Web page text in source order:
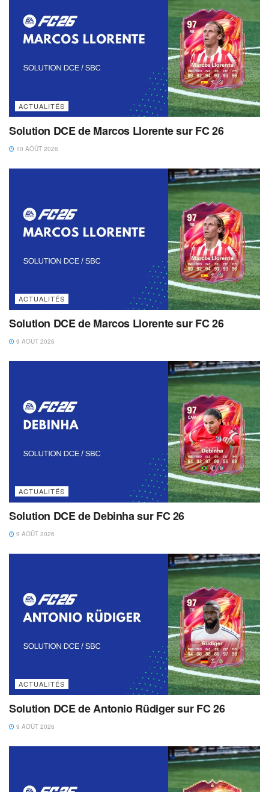
ACTUALITÉS
Solution DCE de Marcos Llorente sur FC 26
10 AOÛT 2026
ACTUALITÉS
Solution DCE de Marcos Llorente sur FC 26
9 AOÛT 2026
ACTUALITÉS
Solution DCE de Debinha sur FC 26
9 AOÛT 2026
ACTUALITÉS
Solution DCE de Antonio Rüdiger sur FC 26
9 AOÛT 2026